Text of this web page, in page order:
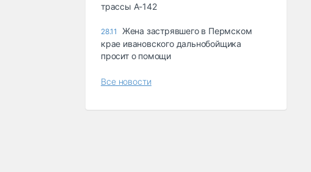
трассы А-142
28.11
Жена застрявшего в Пермском
крае ивановского дальнобойщика
просит о помощи
Все новости